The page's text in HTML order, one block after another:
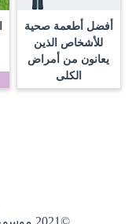
أفضل أطعمة صحية
للأشخاص الذين
يعانون من أمراض
الكلى
©2021 موسوعة نعلم،